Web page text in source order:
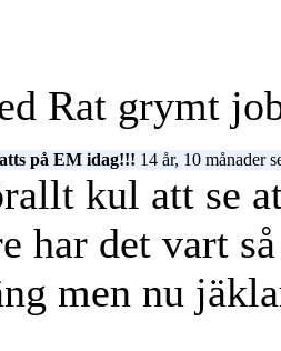
Rat grymt
på EM idag!!! 14 år, 10 månader
kul att se
har det vart
men nu